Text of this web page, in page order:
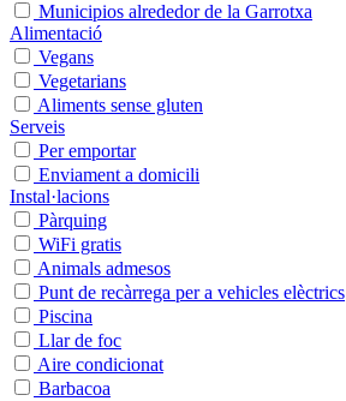
Municipios alrededor de la Garrotxa
Alimentació
Vegans
Vegetarians
Aliments sense gluten
Serveis
Per emportar
Enviament a domicili
Instal·lacions
Pàrquing
WiFi gratis
Animals admesos
Punt de recàrrega per a vehicles elèctrics
Piscina
Llar de foc
Aire condicionat
Barbacoa